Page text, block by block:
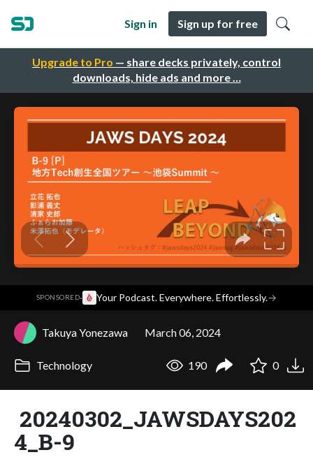
Upgrade to Pro — share decks privately, control
downloads, hide ads and more …
Sign in Sign up for free
SPONSORED· Your Podcast. Everywhere. Effortlessly.→
Takuya Yonezawa March 06, 2024
Technology 190 0
20240302_JAWSDAYS202
4_B-9